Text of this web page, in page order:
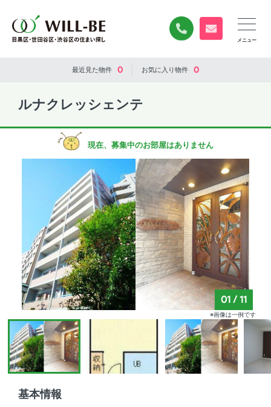
0120-840-834
無料お問い合
最近見た物件 0 お気に入り物件 0
ルナクレッシェンテ
現在、募集中のお部屋はありません
基本情報
01 /11
※画像は一例です